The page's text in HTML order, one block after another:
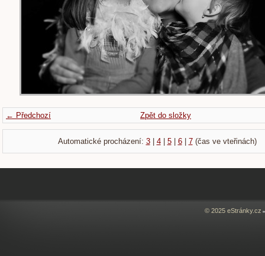
← Předchozí Zpět do složky
Automatické procházení: 3| 4| 5| 6| 7(čas ve vteřinách)
© 2025 eStránky.cz